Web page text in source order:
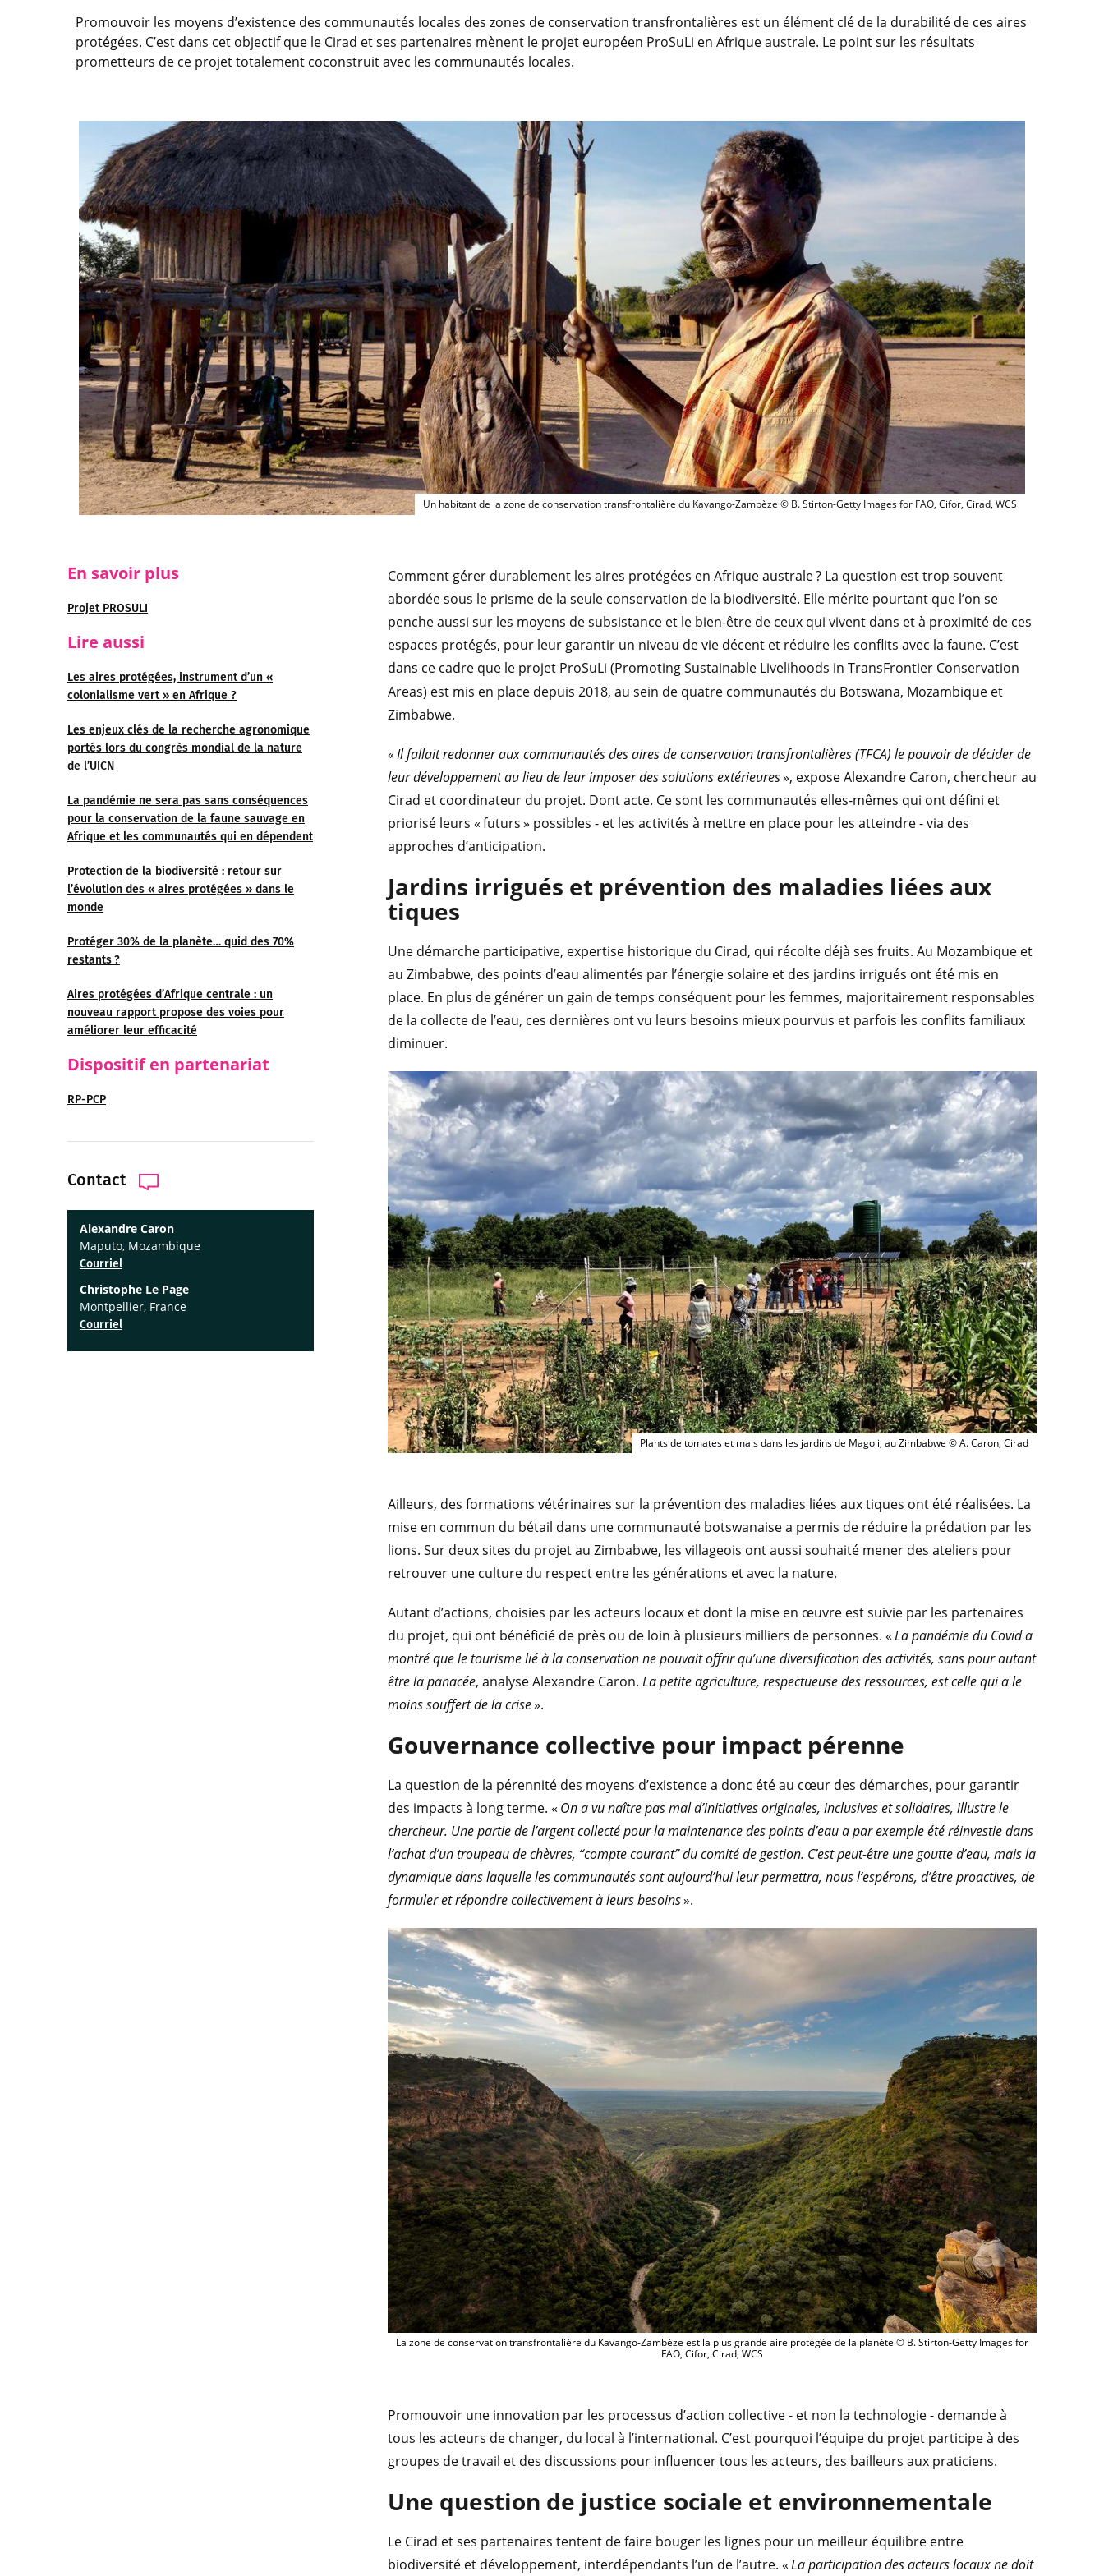
Promouvoir les moyens d’existence des communautés locales des zones de conservation transfrontalières est un élément clé de la durabilité de ces aires
protégées. C’est dans cet objectif que le Cirad et ses partenaires mènent le projet européen ProSuLi en Afrique australe. Le point sur les résultats
prometteurs de ce projet totalement coconstruit avec les communautés locales.
Un habitant de la zone de conservation transfrontalière du Kavango-Zambèze © B.
Un habitant de la zone de conservation transfrontalière du Kavango-Zambèze © B. Stirton-Getty Images for FAO, Cifor, Cirad, WCS
En savoir plus
Projet PROSULI
Lire aussi
Les aires protégées, instrument d’un «
colonialisme vert » en Afrique ?
Les enjeux clés de la recherche agronomique
portés lors du congrès mondial de la nature
de l’UICN
La pandémie ne sera pas sans conséquences
pour la conservation de la faune sauvage en
Afrique et les communautés qui en dépendent
Protection de la biodiversité : retour sur
l’évolution des « aires protégées » dans le
monde
Protéger 30% de la planète… quid des 70%
restants ?
Aires protégées d’Afrique centrale : un
nouveau rapport propose des voies pour
améliorer leur efficacité
Dispositif en partenariat
RP-PCP
Contact
Alexandre Caron
Maputo, Mozambique
Courriel
Christophe Le Page
Montpellier, France
Courriel
Comment gérer durablement les aires protégées en Afrique australe ? La question est trop souvent
abordée sous le prisme de la seule conservation de la biodiversité. Elle mérite pourtant que l’on se
penche aussi sur les moyens de subsistance et le bien-être de ceux qui vivent dans et à proximité de ces
espaces protégés, pour leur garantir un niveau de vie décent et réduire les conflits avec la faune. C’est
dans ce cadre que le projet ProSuLi (Promoting Sustainable Livelihoods in TransFrontier Conservation
Areas) est mis en place depuis 2018, au sein de quatre communautés du Botswana, Mozambique et
Zimbabwe.
«Il fallait redonner aux communautés des aires de conservation transfrontalières (TFCA) le pouvoir de décider de
leur développement au lieu de leur imposer des solutions extérieures», expose Alexandre Caron, chercheur au
Cirad et coordinateur du projet. Dont acte. Ce sont les communautés elles-mêmes qui ont défini et
priorisé leurs « futurs » possibles - et les activités à mettre en place pour les atteindre - via des
approches d’anticipation.
Jardins irrigués et prévention des maladies liées aux
tiques
Une démarche participative, expertise historique du Cirad, qui récolte déjà ses fruits. Au Mozambique et
au Zimbabwe, des points d’eau alimentés par l’énergie solaire et des jardins irrigués ont été mis en
place. En plus de générer un gain de temps conséquent pour les femmes, majoritairement responsables
de la collecte de l’eau, ces dernières ont vu leurs besoins mieux pourvus et parfois les conflits familiaux
diminuer.
Plants de tomates et mais dans les jardins de Magoli, au Zimbabwe © A. Caron, Cirad
Ailleurs, des formations vétérinaires sur la prévention des maladies liées aux tiques ont été réalisées. La
mise en commun du bétail dans une communauté botswanaise a permis de réduire la prédation par les
lions. Sur deux sites du projet au Zimbabwe, les villageois ont aussi souhaité mener des ateliers pour
retrouver une culture du respect entre les générations et avec la nature.
Autant d’actions, choisies par les acteurs locaux et dont la mise en œuvre est suivie par les partenaires
du projet, qui ont bénéficié de près ou de loin à plusieurs milliers de personnes. «La pandémie du Covid a
montré que le tourisme lié à la conservation ne pouvait offrir qu’une diversification des activités, sans pour autant
être la panacée, analyse Alexandre Caron. La petite agriculture, respectueuse des ressources, est celle qui a le
moins souffert de la crise».
Gouvernance collective pour impact pérenne
La question de la pérennité des moyens d’existence a donc été au cœur des démarches, pour garantir
des impacts à long terme. « On a vu naître pas mal d’initiatives originales, inclusives et solidaires, illustre le
chercheur. Une partie de l’argent collecté pour la maintenance des points d’eau a par exemple été réinvestie dans
l’achat d’un troupeau de chèvres, “compte courant” du comité de gestion. C’est peut-être une goutte d’eau, mais la
dynamique dans laquelle les communautés sont aujourd’hui leur permettra, nous l’espérons, d’être proactives, de
formuler et répondre collectivement à leurs besoins».
La zone de conservation transfrontalière du Kavango-Zambèze est la plus grande aire protégée de la planète © B. Stirton-Getty Images for
FAO, Cifor, Cirad, WCS
Promouvoir une innovation par les processus d’action collective - et non la technologie - demande à
tous les acteurs de changer, du local à l’international. C’est pourquoi l’équipe du projet participe à des
groupes de travail et des discussions pour influencer tous les acteurs, des bailleurs aux praticiens.
Une question de justice sociale et environnementale
Le Cirad et ses partenaires tentent de faire bouger les lignes pour un meilleur équilibre entre
biodiversité et développement, interdépendants l’un de l’autre. «La participation des acteurs locaux ne doit